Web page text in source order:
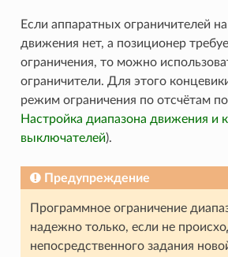
Если аппаратных ограничителей
движения нет, а позиционер
ограничения, то можно
ограничители. Для этого
режим ограничения по отсчётам
Настройка диапазона движения и
выключателей).
Предупреждение
Программное ограничение
надежно только, если не
непосредственного задания